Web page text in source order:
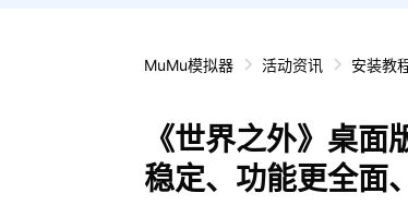
MuMu模拟器 活动资讯 安装教
《世界之外》桌
稳定、功能更全面